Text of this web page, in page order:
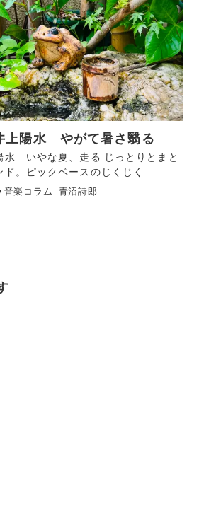
陽水 やがて暑さ翳る
いやな夏、走る じっとりとまと
。ピックベースのじくじく...
音楽コラム 青沼詩郎